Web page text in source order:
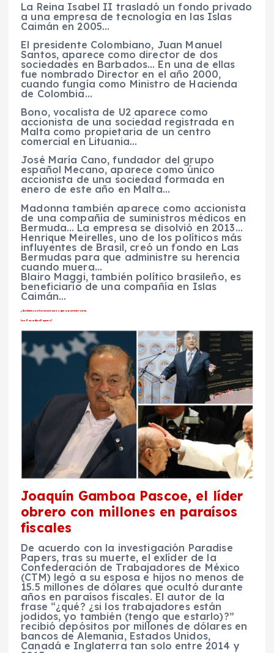
La Reina Isabel II trasladó un fondo privado
a una empresa de tecnología en las Islas
Caimán en 2005…
El presidente Colombiano, Juan Manuel
Santos, aparece como director de dos
sociedades en Barbados… En una de ellas
fue nombrado Director en el año 2000,
cuando fungía como Ministro de Hacienda
de Colombia…
Bono, vocalista de U2 aparece como
accionista de una sociedad registrada en
Malta como propietaria de un centro
comercial en Lituania…
José María Cano, fundador del grupo
español Mecano, aparece como único
accionista de una sociedad formada en
enero de este año en Malta…
Madonna también aparece como accionista
de una compañía de suministros médicos en
Bermuda… La empresa se disolvió en 2013…
Henrique Meirelles, uno de los políticos más
influyentes de Brasil, creó un fondo en Las
Bermudas para que administre su herencia
cuando muera…
Blairo Maggi, también político brasileño, es
beneficiario de una compañía en Islas
Caimán…
¿Quiénes son los mexicanos que aparecieron en
los Paradise Papers?
Joaquín Gamboa Pascoe, el líder
obrero con millones en paraísos
fiscales
De acuerdo con la investigación Paradise
Papers, tras su muerte, el exlíder de la
Confederación de Trabajadores de México
(CTM) legó a su esposa e hijos no menos de
15.5 millones de dólares que ocultó durante
años en paraísos fiscales. El autor de la
frase “¿qué? ¿si los trabajadores están
jodidos, yo también (tengo que estarlo)?”
recibió depósitos por millones de dólares en
bancos de Alemania, Estados Unidos,
Canadá e Inglaterra tan solo entre 2014 y